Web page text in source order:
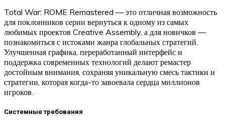
Total War: ROME Remastered — это отличная возможность
для поклонников серии вернуться к одному из самых
любимых проектов Creative Assembly, а для новичков —
познакомиться с истоками жанра глобальных стратегий.
Улучшенная графика, переработанный интерфейс и
поддержка современных технологий делают ремастер
достойным внимания, сохраняя уникальную смесь тактики и
стратегии, которая когда-то завоевала сердца миллионов
игроков.
Системные требования